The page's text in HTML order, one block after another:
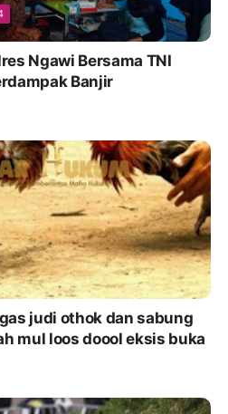
Ngawi Bersama TNI
Banjir
judi othok dan sabung
mul loos doool eksis buka